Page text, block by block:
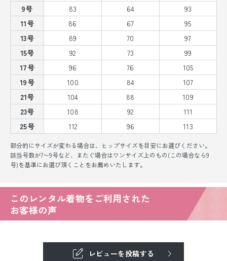
9号
83 64
93
11号
86 67
95
13号
89 70
97
15号
92 73
99
17号
96 76
105
19号
100 84
107
21号
104 88
109
23号
108 92
111
25号
112 96 113
部分的にサイズが変わる場合は、ヒップサイズを目安にお選びください。
該当号数が7〜9号など、またぐ場合はワンサイズ上のもの(この場合なら9
号)を基準にお選び頂くことをお薦めいたします。
このレンタル着物をご利用された
お客様の声
レビューを投稿する